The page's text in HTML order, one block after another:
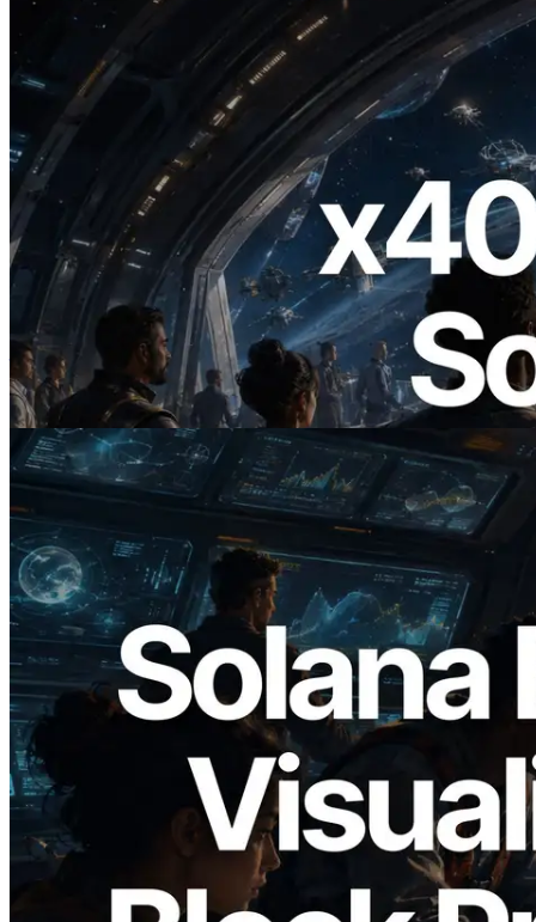
2026.07.04
ERPC 发布支持 x402 支付的 Solana RPC
— AI Agent 按需为 API 付费的时代开启
阅读此文章
2026.05.24
Validators Solutions 发布 Solana Block
Analyzer — 以 slot 为单位可视化区块生
成时间与对应验证者